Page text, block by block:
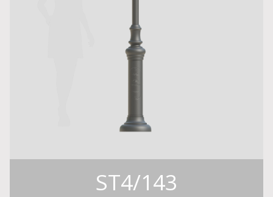
ST4/143